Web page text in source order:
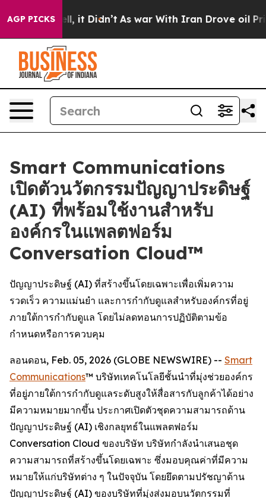
AGP PICKS
Well, it Didn’t As war With Iran Drove oil Prices
Smart Communications
เปิดตัวนวัตกรรมปัญญาประดิษฐ์
(AI) ที่พร้อมใช้งานสำหรับ
องค์กรในแพลตฟอร์ม
Conversation Cloud™
ปัญญาประดิษฐ์ (AI) ที่สร้างขึ้นโดยเฉพาะเพื่อเพิ่มความ
รวดเร็ว ความแม่นยำ และการกำกับดูแลสำหรับองค์กรที่อยู่
ภายใต้การกำกับดูแล โดยไม่ลดทอนการปฏิบัติตามข้อ
กำหนดหรือการควบคุม
ลอนดอน, Feb. 05, 2026 (GLOBE NEWSWIRE) -- Smart
Communications™ บริษัทเทคโนโลยีชั้นนำที่มุ่งช่วยองค์กร
ที่อยู่ภายใต้การกำกับดูแลระดับสูงให้สื่อสารกับลูกค้าได้อย่าง
มีความหมายมากขึ้น ประกาศเปิดตัวชุดความสามารถด้าน
ปัญญาประดิษฐ์ (AI) เชิงกลยุทธ์ในแพลตฟอร์ม
Conversation Cloud ของบริษัท บริษัทกำลังนำเสนอชุด
ความสามารถที่สร้างขึ้นโดยเฉพาะ ซึ่งมอบคุณค่าที่มีความ
หมายให้แก่บริษัทต่าง ๆ ในปัจจุบัน โดยยึดตามปรัชญาด้าน
ปัญญาประดิษฐ์ (AI) ของบริษัทที่มุ่งส่งมอบนวัตกรรมที่